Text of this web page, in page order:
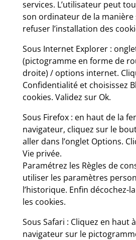
services. L’utilisateur peut
son ordinateur de la
refuser l’installation des
Sous Internet Explorer :
(pictogramme en forme de
droite) / options internet.
Confidentialité et choisissez
cookies. Validez sur Ok.
Sous Firefox : en haut de la
navigateur, cliquez sur le
aller dans l’onglet Options.
Vie privée.
Paramétrez les Règles de
utiliser les paramètres
l’historique. Enfin décochez-
les cookies.
Sous Safari : Cliquez en haut
navigateur sur le